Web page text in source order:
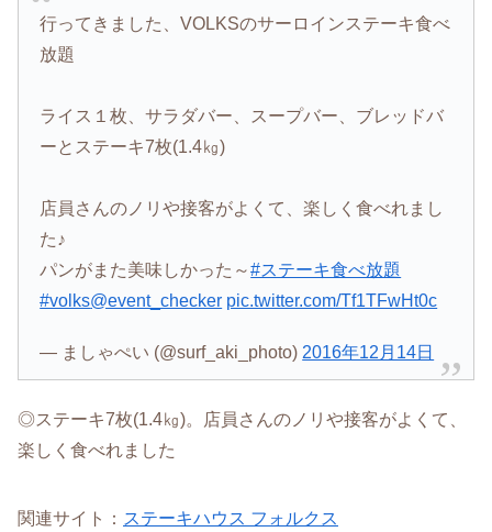
行ってきました、VOLKSのサーロインステーキ食べ
放題
ライス１枚、サラダバー、スープバー、ブレッドバ
ーとステーキ7枚(1.4㎏)
店員さんのノリや接客がよくて、楽しく食べれまし
た♪
パンがまた美味しかった～#ステーキ食べ放題
#volks@event_checker pic.twitter.com/Tf1TFwHt0c
— ましゃぺい (@surf_aki_photo) 2016年12月14日
◎ステーキ7枚(1.4㎏)。店員さんのノリや接客がよくて、
楽しく食べれました
関連サイト： ステーキハウス フォルクス